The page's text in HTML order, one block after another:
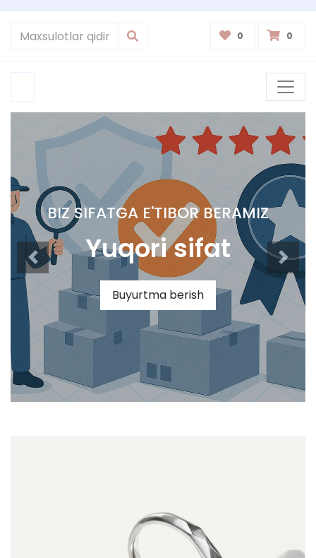
0 0
BIZ SIFATGA E'TIBOR BERAMIZ
Yuqori sifat
Buyurtma berish